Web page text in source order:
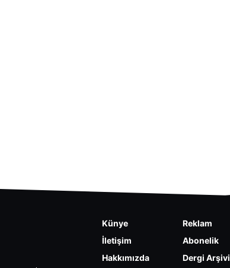
Künye
İletişim
Hakkımızda
Reklam
Abonelik
Dergi Arşivi